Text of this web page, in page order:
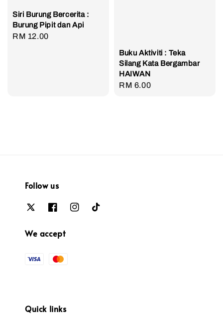
Siri Burung Bercerita :
Burung Pipit dan Api
Regular
RM 12.00
Buku Aktiviti : Teka
Silang Kata Bergambar
HAIWAN
Regular
RM 6.00
Follow us
We accept
Quick links